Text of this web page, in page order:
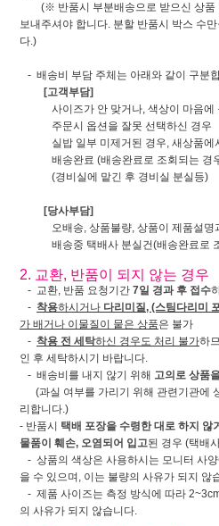
(※ 반품시 부분배송으로 받으신 상품
보내주셔야 합니다. 분할 반품시 박스 수
다.)
- 배송비 부담 주체는 아래와 같이 구분
[고객부담]
사이즈가 안 맞거나, 색상이 마음에
주문시 옵션을 잘못 선택하신 경우
실밥 일부 미제거된 경우, 새상품에
배송완료 (배송완료로 조회되는 경
(경비실에 맡긴 후 경비실 분실등)
[당사부담]
오배송, 상품불량, 상품이 제품설명
배송중 택배사 분실건(배송완료로 조
2. 교환, 반품이 되지 않는 경우
- 교환, 반품 요청기간 7일 경과 후 접수
- 착용하시거나 다리미질, (스팀다리미
가 배거나 이물질이 뭍은 상품은 불가
- 착용 전 세탁하신 경우도 처리 불가하
인 후 세탁하시기 바랍니다.
- 배송비를 내지 않기 위해 고의로 상품
(과실 여부를 가리기 위해 관련기관에
리합니다.)
- 반품시 택배 포장을 수령한 대로 하지 않
물품이 훼손, 오염되어 입고된 경우 (택배
- 상품의 색상은 사용하시는 모니터 사
을 수 있으며, 이는 불량의 사유가 되지 않
- 제품 사이즈는 측정 방식에 따라
의 사유가 되지 않습니다.